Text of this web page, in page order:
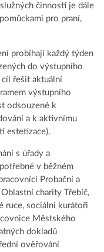
činností je dále
pro praní,
probíhají každý týden
do výstupního
cíl řešit aktuální
výstupního
odsouzené k
a k aktivnímu
estetizace).
s úřady a
v běžném
Probační a
charity Třebíč,
ruce, sociální kurátoři
Městského
dokladů
ověřování